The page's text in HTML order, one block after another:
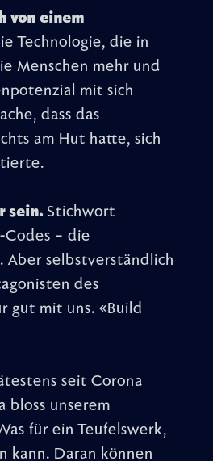
von einem
Technologie, die in
Menschen mehr und
mit sich
dass das
am Hut hatte, sich
sein. Stichwort
Codes – die
Aber selbstverständlich
des
gut mit uns. «Build
seit Corona
bloss unserem
für ein Teufelswerk,
kann. Daran können